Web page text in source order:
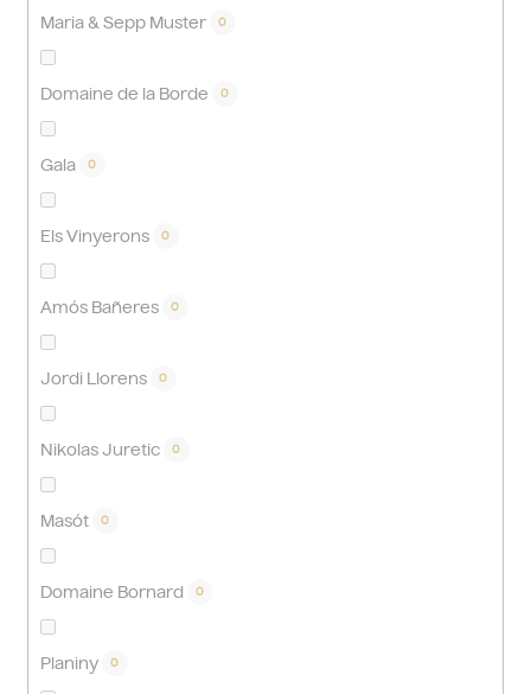
Maria & Sepp Muster 0
Domaine de la Borde 0
Gala 0
Els Vinyerons 0
Amós Bañeres 0
Jordi Llorens 0
Nikolas Juretic 0
Masót 0
Domaine Bornard 0
Planiny 0